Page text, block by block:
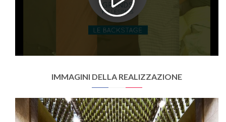
IMMAGINI DELLA REALIZZAZIONE